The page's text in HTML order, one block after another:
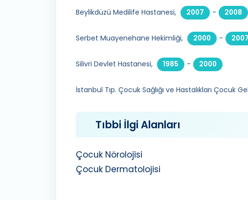
Beylikdüzü Medilife Hastanesi, 2007 - 2008
Serbet Muayenehane Hekimliği, 2000 - 2007
Silivri Devlet Hastanesi, 1985 - 2000
İstanbul Tıp. Çocuk Sağlığı ve Hastalıkları Çocuk
Tıbbi İlgi Alanları
Çocuk Nörolojisi
Çocuk Dermatolojisi